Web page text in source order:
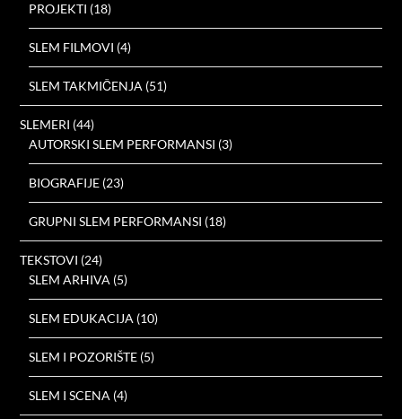
PROJEKTI (18)
SLEM FILMOVI (4)
SLEM TAKMIČENJA (51)
SLEMERI (44)
AUTORSKI SLEM PERFORMANSI (3)
BIOGRAFIJE (23)
GRUPNI SLEM PERFORMANSI (18)
TEKSTOVI (24)
SLEM ARHIVA (5)
SLEM EDUKACIJA (10)
SLEM I POZORIŠTE (5)
SLEM I SCENA (4)